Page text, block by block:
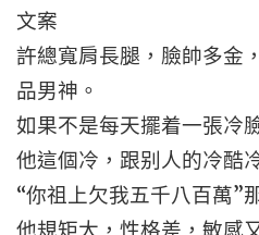
文案
許總寬肩長腿，臉帥多金
品男神。
如果不是每天擺着一張冷
他這個冷，跟别人的冷酷
“你祖上欠我五千八百萬”